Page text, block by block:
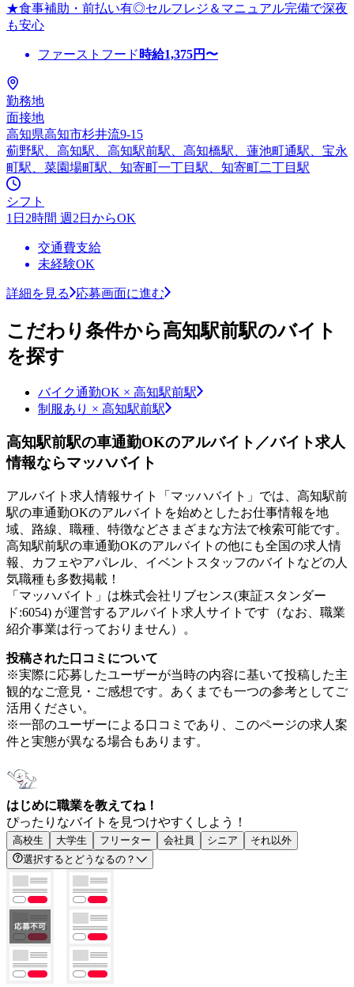
★食事補助・前払い有◎セルフレジ＆マニュアル完備で深夜
も安心
ファーストフード 時給1,375円〜
勤務地
面接地
高知県高知市杉井流9-15
薊野駅、高知駅、高知駅前駅、高知橋駅、蓮池町通駅、宝永
町駅、菜園場町駅、知寄町一丁目駅、知寄町二丁目駅
シフト
1日2時間 週2日からOK
交通費支給
未経験OK
詳細を見る 応募画面に進む
こだわり条件から高知駅前駅のバイト
を探す
バイク通勤OK × 高知駅前駅
制服あり × 高知駅前駅
高知駅前駅の車通勤OKのアルバイト／バイト求人
情報ならマッハバイト
アルバイト求人情報サイト「マッハバイト」では、高知駅前
駅の車通勤OKのアルバイトを始めとしたお仕事情報を地
域、路線、職種、特徴などさまざまな方法で検索可能です。
高知駅前駅の車通勤OKのアルバイトの他にも全国の求人情
報、カフェやアパレル、イベントスタッフのバイトなどの人
気職種も多数掲載！
「マッハバイト」は株式会社リブセンス(東証スタンダー
ド:6054) が運営するアルバイト求人サイトです（なお、職業
紹介事業は行っておりません）。
投稿された口コミについて
※実際に応募したユーザーが当時の内容に基いて投稿した主
観的なご意見・ご感想です。あくまでも一つの参考としてご
活用ください。
※一部のユーザーによる口コミであり、このページの求人案
件と実態が異なる場合もあります。
はじめに職業を教えてね！
ぴったりなバイトを見つけやすくしよう！
高校生 大学生 フリーター 会社員 シニア
それ以外
選択するとどうなるの？